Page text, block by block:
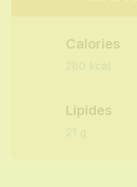
Calories
Lipides